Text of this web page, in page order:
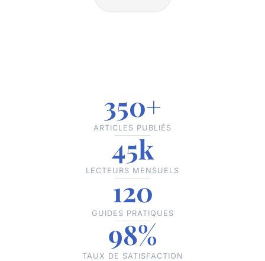
350+
ARTICLES PUBLIÉS
45k
LECTEURS MENSUELS
120
GUIDES PRATIQUES
98%
TAUX DE SATISFACTION